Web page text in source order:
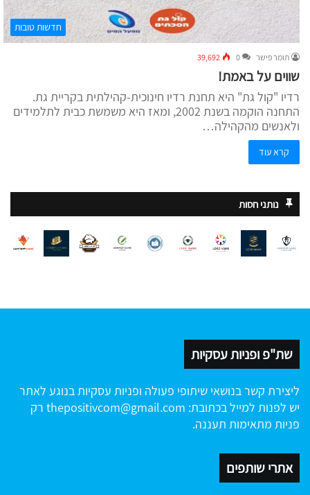
חדשות טובות
תומר פישר 0
39,692
שווים על באמת!
רדיו "קול גת" היא תחנת רדיו חינוכית-קהילתית בקריית גת.
התחנה הוקמה בשנת 2002, ומאז היא משמשת כבית לתלמידים
ולאנשים מהקהילה…
קרא עוד
נותני חסות
שת"פ ופניות עסקיות
ליצירת קשר בנושאי שיתופי פעולה ופניות עסקיות בנוגע לאתר
יש לפנות למייל בכתובת: thepositivcom@gmail.com רק
פניות מתאימות תעננה.
אתרי שותפים